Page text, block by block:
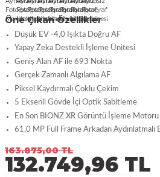
Cihazları
Işıklar
Standlar
Öne Çıkan Özellikler
Düşük EV -4,0 Işıkta Doğru AF
Yapay Zeka Destekli İşleme Ünitesi
Geniş Alan AF ile 693 Nokta
Gerçek Zamanlı Algılama AF
Piksel Kaydırmalı Çoklu Çekim
5 Eksenli Gövde İçi Optik Sabitleme
En Son BIONZ XR Görüntü İşleme Motoru
61,0 MP Full Frame Arkadan Aydınlatmalı
163.875,00 TL
132.749,96 TL